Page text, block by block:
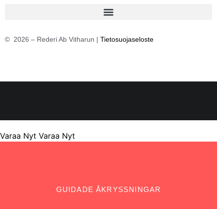
© 2026 – Rederi Ab Vitharun | Tietosuojaseloste
Varaa Nyt Varaa Nyt
GUIDADE ÅKRYSSNINGAR